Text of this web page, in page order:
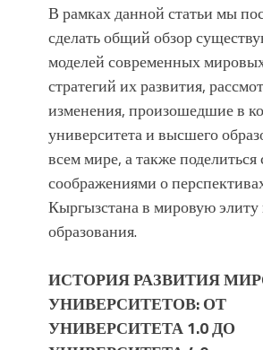
В рамках данной статьи мы
сделать общий обзор
моделей современных
стратегий их развития,
изменения, произошедшие в
университета и высшего
всем мире, а также
соображениями о
Кыргызстана в мировую
образования.
ИСТОРИЯ РАЗВИТИЯ
УНИВЕРСИТЕТОВ: ОТ
УНИВЕРСИТЕТА 1.0 ДО